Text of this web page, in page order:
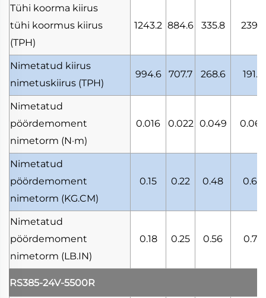
Tühi koorma kiirus
tühi koormus kiirus
(TPH)
1243.2 884.6 335.8 239.6
Nimetatud kiirus
nimetuskiirus (TPH)
994.6 707.7 268.6 191.7
Nimetatud
pöördemoment
nimetorm (N·m)
0.016 0.022 0.049 0.069
Nimetatud
pöördemoment
nimetorm (KG.CM)
0.15 0.22 0.48 0.68
Nimetatud
pöördemoment
nimetorm (LB.IN)
0.18 0.25 0.56 0.78
RS385-24V-5500R